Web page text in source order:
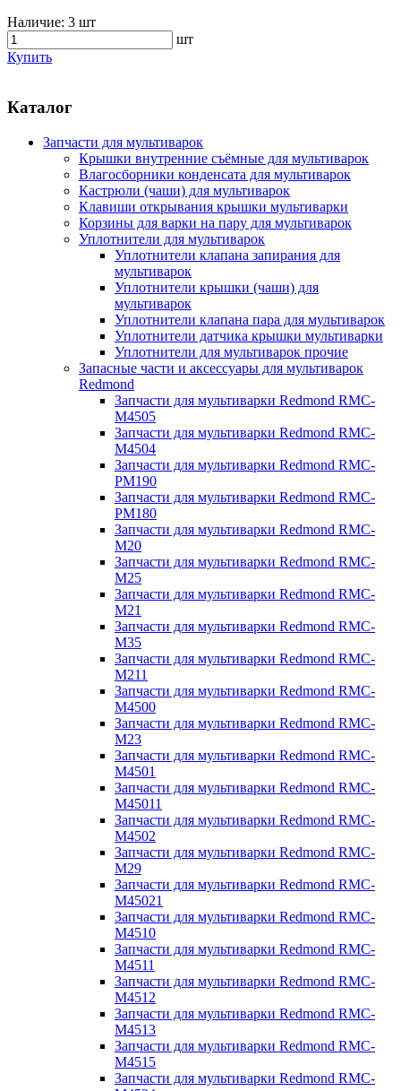
Наличие: 3 шт
шт
Купить
Каталог
Запчасти для мультиварок
Крышки внутренние съёмные для мультиварок
Влагосборники конденсата для мультиварок
Кастрюли (чаши) для мультиварок
Клавиши открывания крышки мультиварки
Корзины для варки на пару для мультиварок
Уплотнители для мультиварок
Уплотнители клапана запирания для
мультиварок
Уплотнители крышки (чаши) для
мультиварок
Уплотнители клапана пара для мультиварок
Уплотнители датчика крышки мультиварки
Уплотнители для мультиварок прочие
Запасные части и аксессуары для мультиварок
Redmond
Запчасти для мультиварки Redmond RMC-
M4505
Запчасти для мультиварки Redmond RMC-
M4504
Запчасти для мультиварки Redmond RMC-
PM190
Запчасти для мультиварки Redmond RMC-
PM180
Запчасти для мультиварки Redmond RMC-
M20
Запчасти для мультиварки Redmond RMC-
M25
Запчасти для мультиварки Redmond RMC-
M21
Запчасти для мультиварки Redmond RMC-
M35
Запчасти для мультиварки Redmond RMC-
M211
Запчасти для мультиварки Redmond RMC-
M4500
Запчасти для мультиварки Redmond RMC-
M23
Запчасти для мультиварки Redmond RMC-
M4501
Запчасти для мультиварки Redmond RMC-
M45011
Запчасти для мультиварки Redmond RMC-
M4502
Запчасти для мультиварки Redmond RMC-
M29
Запчасти для мультиварки Redmond RMC-
M45021
Запчасти для мультиварки Redmond RMC-
M4510
Запчасти для мультиварки Redmond RMC-
M4511
Запчасти для мультиварки Redmond RMC-
M4512
Запчасти для мультиварки Redmond RMC-
M4513
Запчасти для мультиварки Redmond RMC-
M4515
Запчасти для мультиварки Redmond RMC-